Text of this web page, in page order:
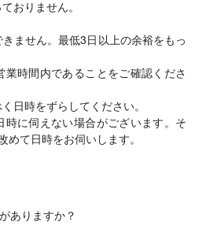
おりません。
ません。最低3日以上の余裕をもっ
業時間内であることをご確認くださ
日時をずらしてください。
時に伺えない場合がございます。そ
て日時をお伺いします。
ありますか？